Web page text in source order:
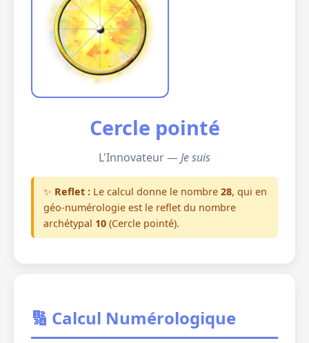
Cercle pointé
L'Innovateur —Je suis
✨ Reflet : Le calcul donne le nombre 28, qui en
géo-numérologie est le reflet du nombre
archétypal 10 (Cercle pointé).
🔢 Calcul Numérologique